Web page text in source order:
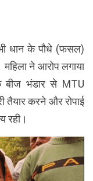
धान के पौधे (फसल)
ने आरोप लगाया
भंडार से MTU
तैयार करने और रोपाई
रही।